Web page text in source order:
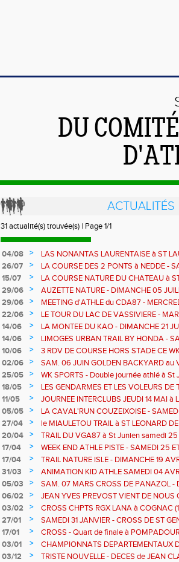
DU
ACTUALITÉS
31 actualité(s) trouvée(s) | Page 1/1
04/08 >
LAS NONANTAS LAURENTAISE à ST
AOUT - COURSE RELAIS sur 90mn
26/07 >
LA COURSE DES 2 PONTS à NEDDE -
15/07
>
LA COURSE NATURE DU CHATEAU à
JUILLET
29/06 >
AUZETTE NATURE - DIMANCHE 05
29/06
>
MEETING d'ATHLE du CDA87 -
22/06
>
LE TOUR DU LAC DE VASSIVIERE -
COURSE NATURE - TDLV c'est ce WK
14/06 >
LA MONTEE DU KAO - DIMANCHE 21
14/06
>
LIMOGES URBAN TRAIL BY HONDA -
10/06
>
3 RDV DE COURSE HORS STADE CE
Bujaleuf
02/06 >
SAM. 06 JUIN GOLDEN BACKYARD au
RONDE DES LEGENDES à BLOND
25/05 >
WK SPORTS - Double journée athlé à St
stade
18/05 >
LES GENDARMES ET LES VOLEURS
11/05
>
JOURNEE INTERCLUBS JEUDI 14 MAI à
05/05
>
LA CAVAL'RUN COUZEIXOISE -
27/04
>
le MIAULETOU TRAIL à ST LEONARD
- 13 et 22 km
20/04 >
TRAIL DU VGA87 à St Junien samedi 25
LA TOUR à Chateau Chervix - dimanche
17/04 >
WEEK END ATHLE PISTE - SAMEDI 25
SAINT JUNIEN
17/04 >
TRAIL NATURE ISLE - DIMANCHE 19
31/03
>
ANIMATION KID ATHLE SAMEDI 04
05/03
>
SAM. 07 MARS CROSS DE PANAZOL -
PONTICAUDE 12 KM
06/02 >
JEAN YVES PREVOST VIENT DE NOUS
03/02
>
CROSS CHPTS RGX LANA à COGNAC
27/01
>
SAMEDI 31 JANVIER - CROSS DE ST
NATIONAL INDOOR à KHEOPS
17/01 >
CROSS - Quart de finale à
03/01
>
CHAMPIONNATS DEPARTEMENTAUX
CHATEAUNEUF LA FORET - DI. 11
03/12 >
TRISTE NOUVELLE - DECES de JEAN